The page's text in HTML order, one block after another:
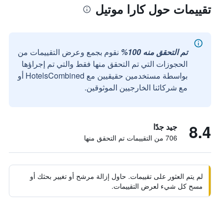
تقييمات حول كارا موتيل
تم التحقق منه 100%
نقوم بجمع وعرض التقييمات من
الحجوزات التي تم التحقق منها فقط والتي تم إجراؤها
بواسطة مستخدمين حقيقيين مع HotelsCombined أو
مع شركائنا الخارجيين الموثوقين.
8.4 جيد جدًا
706 من التقييمات تم التحقق منها
لم يتم العثور على تقييمات. حاول إزالة مرشح أو تغيير بحثك أو
مسح كل شيء لعرض التقييمات.